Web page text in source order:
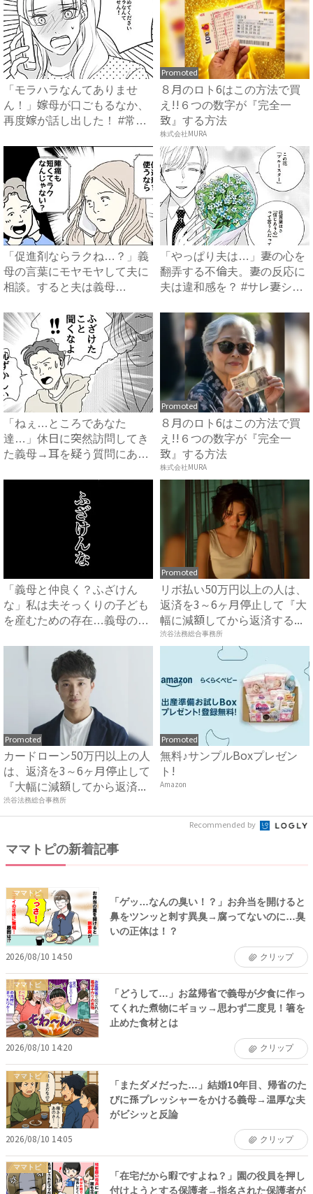
「モラハラなんてありませ
ん！」嫁母が口ごもるなか、
再度嫁が話し出した！ #常識
Promoted
８月のロト6はこの方法で買
え!!６つの数字が『完全一
致』する方法
株式会社MURA
「促進剤ならラクね…？」義
母の言葉にモヤモヤして夫に
相談。すると夫は義母
「やっぱり夫は…」妻の心を
翻弄する不倫夫。妻の反応に
夫は違和感を？ #サレ妻シ
「ねぇ…ところであなた
達…」休日に突然訪問してき
た義母→耳を疑う質問にあ
Promoted
８月のロト6はこの方法で買
え!!６つの数字が『完全一
致』する方法
株式会社MURA
「義母と仲良く？ふざけん
な」私は夫そっくりの子ども
を産むための存在…義母の企
Promoted
リボ払い50万円以上の人は、
返済を3～6ヶ月停止して『大
幅に減額してから返済する...
渋谷法務総合事務所
Promoted
カードローン50万円以上の人
は、返済を3～6ヶ月停止して
『大幅に減額してから返済...
渋谷法務総合事務所
Promoted
無料♪サンプルBoxプレゼン
ト!
Amazon
Recommended by
ママトピの新着記事
ママトピ
「ゲッ…なんの臭い！？」お弁当を開けると
鼻をツンッと刺す異臭→腐ってないのに…臭
いの正体は！？
2026/08/10 14:50 クリップ
ママトピ
「どうして…」お盆帰省で義母が夕食に作っ
てくれた煮物にギョッ→思わず二度見！箸を
止めた食材とは
2026/08/10 14:20 クリップ
ママトピ
「またダメだった…」結婚10年目、帰省のた
びに孫プレッシャーをかける義母→温厚な夫
がビシッと反論
2026/08/10 14:05 クリップ
ママトピ
「在宅だから暇ですよね？」園の役員を押し
付けようとする保護者→指名された保護者が